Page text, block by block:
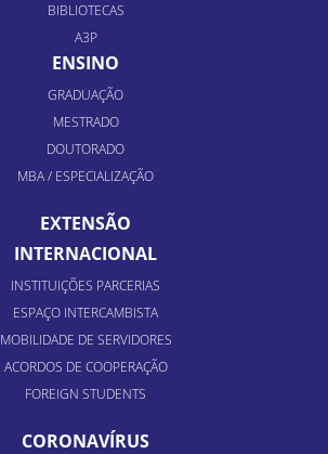
BIBLIOTECAS
A3P
ENSINO
GRADUAÇÃO
MESTRADO
DOUTORADO
MBA / ESPECIALIZAÇÃO
EXTENSÃO
INTERNACIONAL
INSTITUIÇÕES PARCERIAS
ESPAÇO INTERCAMBISTA
MOBILIDADE DE SERVIDORES
ACORDOS DE COOPERAÇÃO
FOREIGN STUDENTS
CORONAVÍRUS